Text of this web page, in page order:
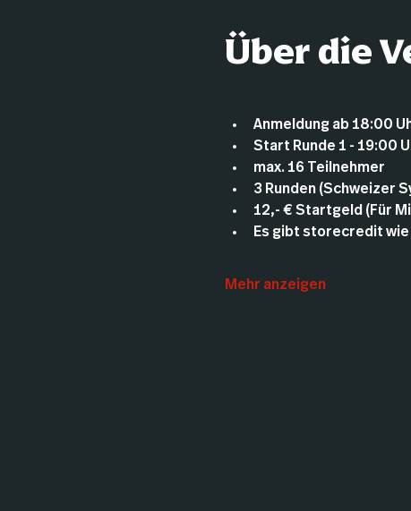
Über die
Anmeldung ab 18:00
Start Runde 1 - 19:00
max. 16 Teilnehmer
3 Runden (Schweizer
12,- € Startgeld (Für
Es gibt storecredit wie
Mehr anzeigen